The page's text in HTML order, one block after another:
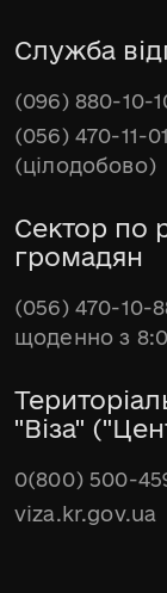
Служба
(096) 880-10-
(056) 470-11-01
(цілодобово)
Сектор по
громадян
(056) 470-10-
щоденно з
"Віза"
0(800) 500-
viza.kr.gov.ua